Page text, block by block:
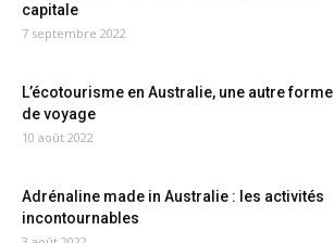
capitale
7 septembre 2022
L’écotourisme en Australie, une autre forme
de voyage
10 août 2022
Adrénaline made in Australie : les activités
incontournables